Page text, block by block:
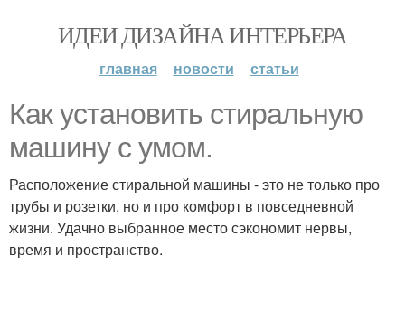
ИДЕИ ДИЗАЙНА ИНТЕРЬЕРА
главная новости статьи
Как установить стиральную
машину с умом.
Расположение стиральной машины - это не только про
трубы и розетки, но и про комфорт в повседневной
жизни. Удачно выбранное место сэкономит нервы,
время и пространство.